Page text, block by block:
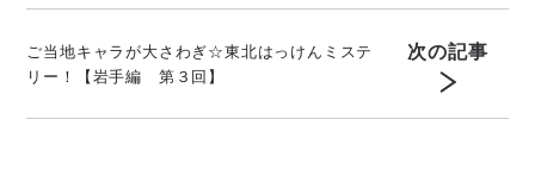
ご当地キャラが大さわぎ☆東北はっけんミステ
リー！【岩手編 第３回】
次の記事